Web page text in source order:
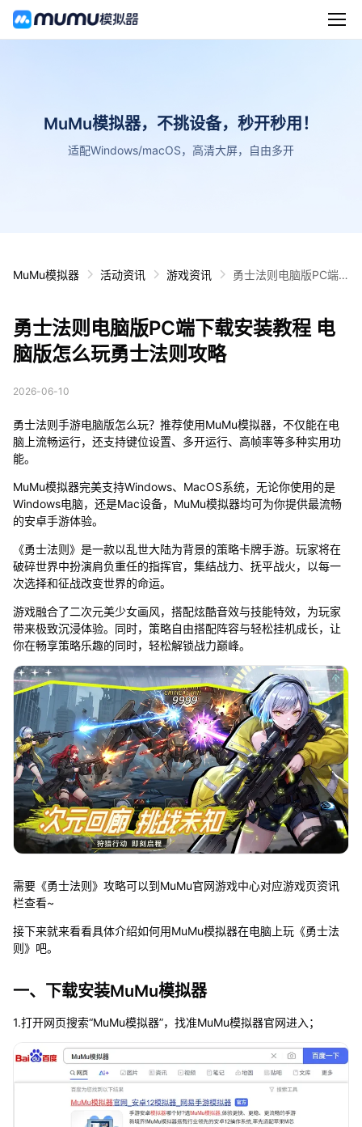
MuMu模拟器，不挑设备，秒开秒用！
适配Windows/macOS，高清大屏，自由多开
MuMu模拟器 活动资讯 游戏资讯
勇士法则电脑版PC端
勇士法则电脑版PC端下载安装教程 电
脑版怎么玩勇士法则攻略
2026-06-10
勇士法则手游电脑版怎么玩？推荐使用MuMu模拟器，不仅能在电
脑上流畅运行，还支持键位设置、多开运行、高帧率等多种实用功
能。
MuMu模拟器完美支持Windows、MacOS系统，无论你使用的是
Windows电脑，还是Mac设备，MuMu模拟器均可为你提供最流畅
的安卓手游体验。
《勇士法则》是一款以乱世大陆为背景的策略卡牌手游。玩家将在
破碎世界中扮演肩负重任的指挥官，集结战力、抚平战火，以每一
次选择和征战改变世界的命运。
游戏融合了二次元美少女画风，搭配炫酷音效与技能特效，为玩家
带来极致沉浸体验。同时，策略自由搭配阵容与轻松挂机成长，让
你在畅享策略乐趣的同时，轻松解锁战力巅峰。
需要《勇士法则》攻略可以到MuMu官网游戏中心对应游戏页资讯
栏查看~
接下来就来看看具体介绍如何用MuMu模拟器在电脑上玩《勇士法
则》吧。
一、下载安装MuMu模拟器
1.打开网页搜索“MuMu模拟器”，找准MuMu模拟器官网进入；